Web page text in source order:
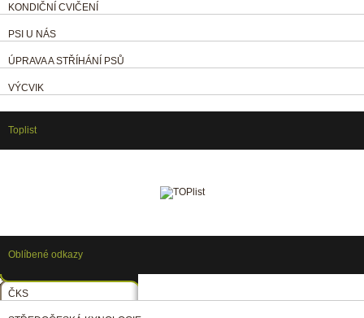
KONDIČNÍ CVIČENÍ
PSI U NÁS
ÚPRAVA A STŘÍHÁNÍ PSŮ
VÝCVIK
Toplist
Oblíbené odkazy
ČKS